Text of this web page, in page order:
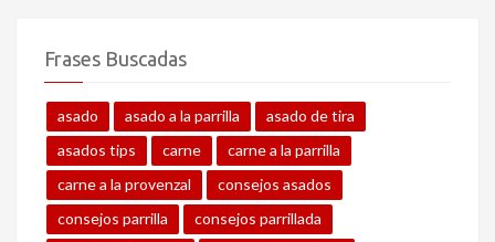
Frases Buscadas
asado asado a la parrilla
asado de tira
asados tips
carne
carne a la parrilla
carne a la provenzal
consejos asados
consejos parrilla
consejos parrillada